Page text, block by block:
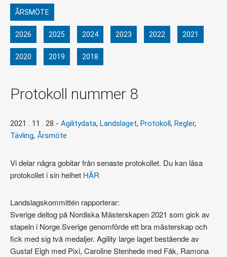
ÅRSMÖTE
2026 2025 2024 2023 2022 2021
2020 2019 2018
Protokoll nummer 8
2021 . 11 . 28 - Agilitydata, Landslaget, Protokoll , Regler,
Tävling, Årsmöte
Vi delar några gobitar från senaste protokollet. Du kan läsa
protokollet i sin helhet HÄR
Landslagskommittén rapporterar:
Sverige deltog på Nordiska Mästerskapen 2021 som gick av
stapeln i Norge.Sverige genomförde ett bra mästerskap och
fick med sig två medaljer. Agility large laget bestående av
Gustaf Elgh med Pixi, Caroline Stenhede med Fåk, Ramona